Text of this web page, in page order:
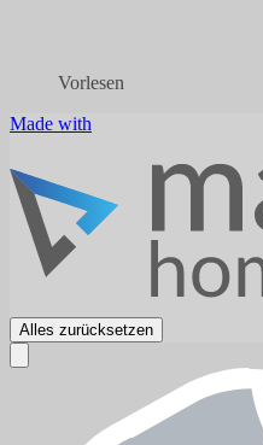
Vorlesen
Made with
Alles zurücksetzen